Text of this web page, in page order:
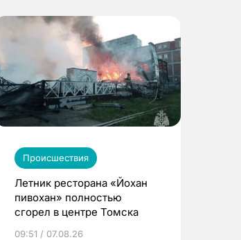
Происшествия
Летник ресторана «Йохан
пивохан» полностью
сгорел в центре Томска
09:51 / 07.08.26